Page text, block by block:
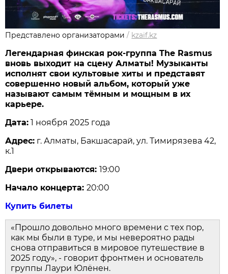
Представлено организаторами / kzaif.kz
Легендарная финская рок-группа The Rasmus
вновь выходит на сцену Алматы! Музыканты
исполнят свои культовые хиты и представят
совершенно новый альбом, который уже
называют самым тёмным и мощным в их
карьере.
Дата: 1 ноября 2025 года
Адрес: г. Алматы, Бакшасарай, ул. Тимирязева 42,
к.1
Двери открываются:19:00
Начало концерта:20:00
Купить билеты
«Прошло довольно много времени с тех пор,
как мы были в туре, и мы невероятно рады
снова отправиться в мировое путешествие в
2025 году», - говорит фронтмен и основатель
группы Лаури Юлёнен.